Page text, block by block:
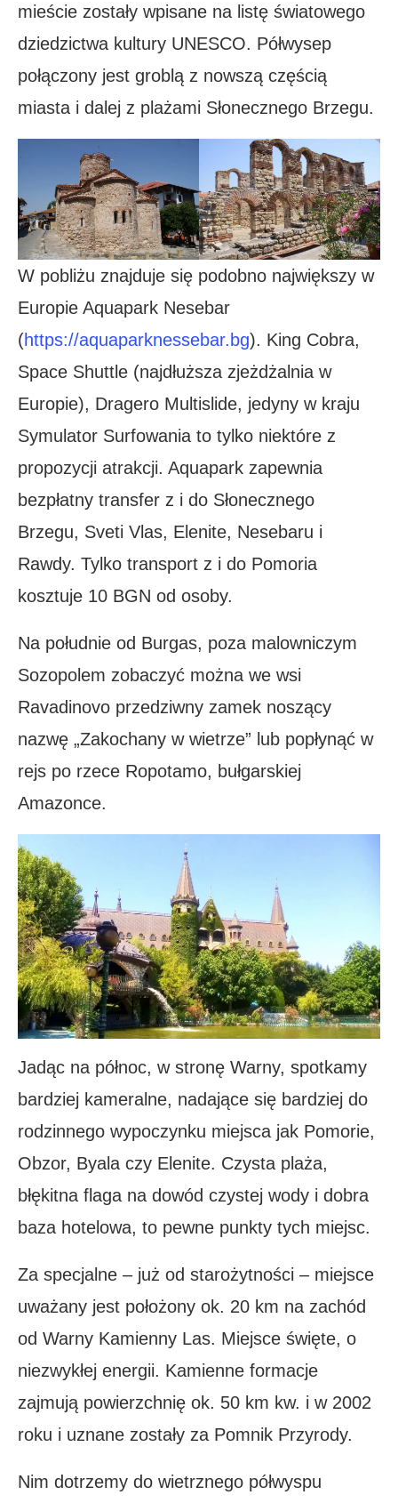
mieście zostały wpisane na listę światowego
dziedzictwa kultury UNESCO. Półwysep
połączony jest groblą z nowszą częścią
miasta i dalej z plażami Słonecznego Brzegu.
W pobliżu znajduje się podobno największy w
Europie Aquapark Nesebar
(https://aquaparknessebar.bg). King Cobra,
Space Shuttle (najdłuższa zjeżdżalnia w
Europie), Dragero Multislide, jedyny w kraju
Symulator Surfowania to tylko niektóre z
propozycji atrakcji. Aquapark zapewnia
bezpłatny transfer z i do Słonecznego
Brzegu, Sveti Vlas, Elenite, Nesebaru i
Rawdy. Tylko transport z i do Pomoria
kosztuje 10 BGN od osoby.
Na południe od Burgas, poza malowniczym
Sozopolem zobaczyć można we wsi
Ravadinovo przedziwny zamek noszący
nazwę „Zakochany w wietrze” lub popłynąć w
rejs po rzece Ropotamo, bułgarskiej
Amazonce.
Jadąc na północ, w stronę Warny, spotkamy
bardziej kameralne, nadające się bardziej do
rodzinnego wypoczynku miejsca jak Pomorie,
Obzor, Byala czy Elenite. Czysta plaża,
błękitna flaga na dowód czystej wody i dobra
baza hotelowa, to pewne punkty tych miejsc.
Za specjalne – już od starożytności – miejsce
uważany jest położony ok. 20 km na zachód
od Warny Kamienny Las. Miejsce święte, o
niezwykłej energii. Kamienne formacje
zajmują powierzchnię ok. 50 km kw. i w 2002
roku i uznane zostały za Pomnik Przyrody.
Nim dotrzemy do wietrznego półwyspu